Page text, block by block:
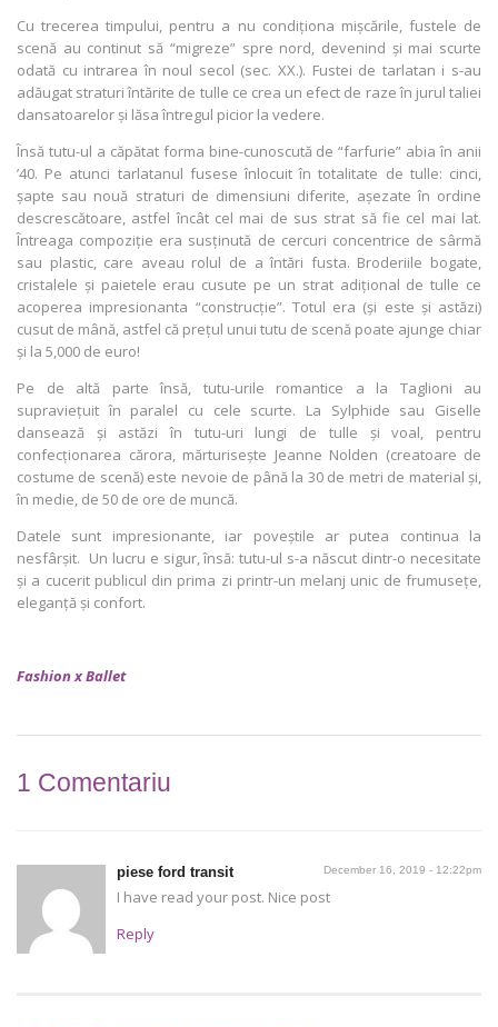
Cu trecerea timpului, pentru a nu condiționa mișcările, fustele de
scenă au continut să “migreze” spre nord, devenind și mai scurte
odată cu intrarea în noul secol (sec. XX.). Fustei de tarlatan i s-au
adăugat straturi întărite de tulle ce crea un efect de raze în jurul taliei
dansatoarelor și lăsa întregul picior la vedere.
Însă tutu-ul a căpătat forma bine-cunoscută de “farfurie” abia în anii
’40. Pe atunci tarlatanul fusese înlocuit în totalitate de tulle: cinci,
șapte sau nouă straturi de dimensiuni diferite, așezate în ordine
descrescătoare, astfel încât cel mai de sus strat să fie cel mai lat.
Întreaga compoziție era susținută de cercuri concentrice de sârmă
sau plastic, care aveau rolul de a întări fusta. Broderiile bogate,
cristalele și paietele erau cusute pe un strat adițional de tulle ce
acoperea impresionanta “construcție”. Totul era (și este și astăzi)
cusut de mână, astfel că prețul unui tutu de scenă poate ajunge chiar
și la 5,000 de euro!
Pe de altă parte însă, tutu-urile romantice a la Taglioni au
supraviețuit în paralel cu cele scurte. La Sylphide sau Giselle
dansează și astăzi în tutu-uri lungi de tulle și voal, pentru
confecționarea cărora, mărturisește Jeanne Nolden (creatoare de
costume de scenă) este nevoie de până la 30 de metri de material și,
în medie, de 50 de ore de muncă.
Datele sunt impresionante, iar poveștile ar putea continua la
nesfârșit. Un lucru e sigur, însă: tutu-ul s-a născut dintr-o necesitate
și a cucerit publicul din prima zi printr-un melanj unic de frumusețe,
eleganță și confort.
Fashion x Ballet
1 Comentariu
piese ford transit December 16, 2019 - 12:22pm
I have read your post. Nice post
Reply